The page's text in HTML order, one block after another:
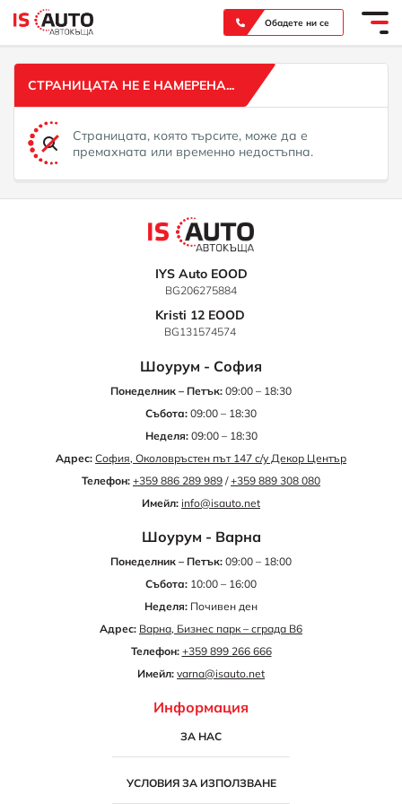
Обадете ни се
СТРАНИЦАТА НЕ Е НАМЕРЕНА...
Страницата, която търсите, може да е
премахната или временно недостъпна.
IYS Auto EOOD
BG206275884
Kristi 12 EOOD
BG131574574
Шоурум - София
Понеделник – Петък: 09:00 – 18:30
Събота: 09:00 – 18:30
Неделя:09:00 – 18:30
Адрес: София, Околовръстен път 147 с/у Декор Център
Телефон: +359 886 289 989 /+359 889 308 080
Имейл: info@isauto.net
Шоурум - Варна
Понеделник – Петък: 09:00 – 18:00
Събота: 10:00 – 16:00
Неделя: Почивен ден
Адрес: Варна, Бизнес парк – сграда B6
Телефон: +359 899 266 666
Имейл: varna@isauto.net
Информация
ЗА НАС
УСЛОВИЯ ЗА ИЗПОЛЗВАНЕ